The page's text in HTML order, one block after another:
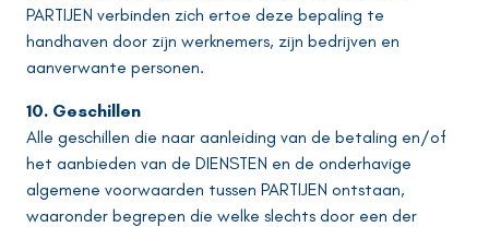
PARTIJEN verbinden zich ertoe deze bepaling te
handhaven door zijn werknemers, zijn bedrijven en
aanverwante personen.
10. Geschillen
Alle geschillen die naar aanleiding van de betaling en/of
het aanbieden van de DIENSTEN en de onderhavige
algemene voorwaarden tussen PARTIJEN ontstaan,
waaronder begrepen die welke slechts door een der